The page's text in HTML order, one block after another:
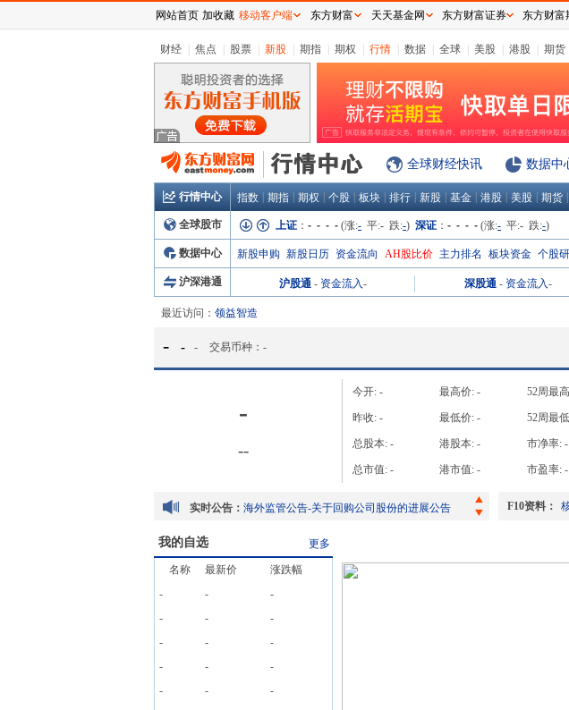
财经 焦点 股票 新股 期指 期权 行情 数据 全球 美股 港股 期货
全球财经快讯 数据中
行情中心 指数 期指 期权 个股 板块 排行 新股 基金 港股 美股 期货
全球股市 上证 ： - - - - (涨:- 平:- 跌:-) 深证 ： - - - - (涨:- 平:- 跌:-)
数据中心 新股申购 新股日历 资金流向 AH股比价 主力排名 板块资金 个股
沪深港通 沪股通 - 资金流入- 深股通 - 资金流入-
最近访问： 领益智造
- - - 交易币种： -
-
--
今开: - 最高价: - 52周最
昨收: - 最低价: - 52周最
总股本: - 港股本: - 市净率: -
总市值: - 港市值: - 市盈率: -
实时公告： 海外监管公告-关于回购公司股份的进展公告
F10资料：
我的自选 更多
名称 最新价
涨跌幅
-
-
-
-
-
-
-
-
-
-
-
-
-
- -
网站首页 加收藏 移动客户端 东方财富 天天基金网 东方财富证券 东方财富